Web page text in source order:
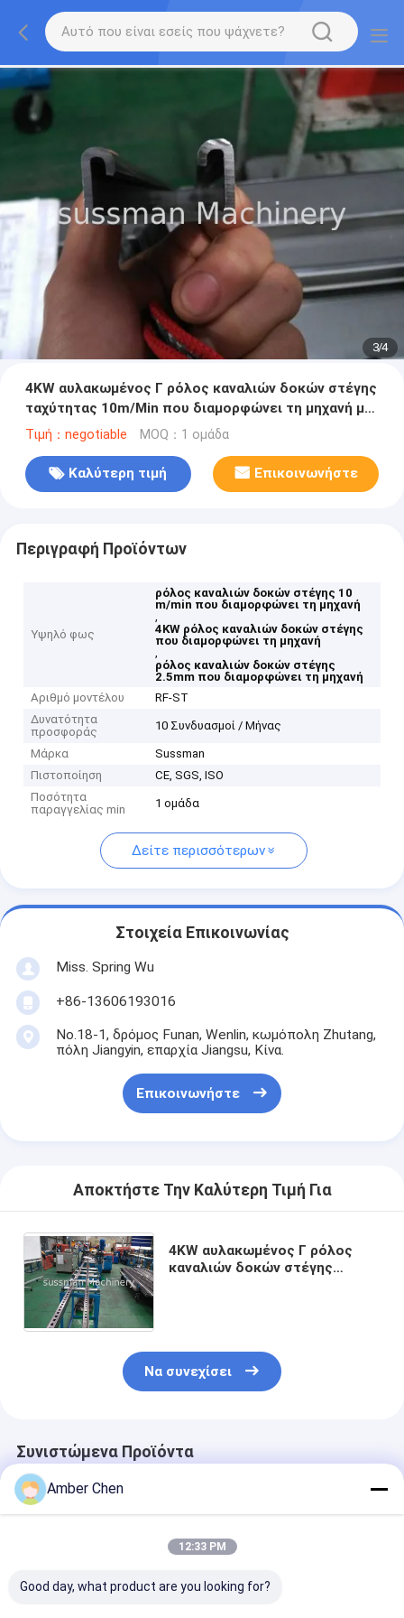
3/4
4KW αυλακωμένος Γ ρόλος καναλιών δοκών στέγης
ταχύτητας 10m/Min που διαμορφώνει τη μηχανή με
Serration δοντιών
Τιμή：negotiable MOQ：1 ομάδα
Καλύτερη τιμή Επικοινωνήστε
Περιγραφή Προϊόντων
Υψηλό φως
ρόλος καναλιών δοκών στέγης 10
m/min που διαμορφώνει τη μηχανή
,
4KW ρόλος καναλιών δοκών στέγης
που διαμορφώνει τη μηχανή
,
ρόλος καναλιών δοκών στέγης
2.5mm που διαμορφώνει τη μηχανή
Αριθμό μοντέλου
RF-ST
Δυνατότητα
προσφοράς
10 Συνδυασμοί / Μήνας
Μάρκα
Sussman
Πιστοποίηση
CE, SGS, ISO
Ποσότητα
παραγγελίας min
1 ομάδα
Δείτε περισσότερων
Στοιχεία Επικοινωνίας
Miss. Spring Wu
+86-13606193016
No.18-1, δρόμος Funan, Wenlin, κωμόπολη Zhutang,
πόλη Jiangyin, επαρχία Jiangsu, Κίνα.
Επικοινωνήστε
Αποκτήστε Την Καλύτερη Τιμή Για
4KW αυλακωμένος Γ ρόλος
καναλιών δοκών στέγης
Να συνεχίσει
Συνιστώμενα Προϊόντα
Amber Chen
12:33 PM
Good day, what product are you looking for?